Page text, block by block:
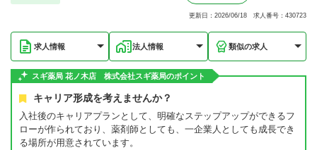
更新日：2026/06/18 求人番号：430723
求人情報 法人情報 類似の求人
スギ薬局 花ノ木店 株式会社スギ薬局のポイント
キャリア形成を考えませんか？
入社後のキャリアプランとして、明確なステップアップができるフ
ローが作られており、薬剤師としても、一企業人としても成長でき
る場所が用意されています。